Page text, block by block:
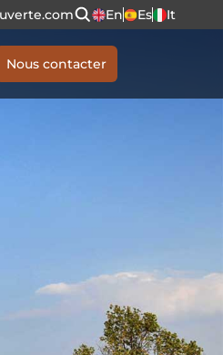
En Es It
Nous contacter